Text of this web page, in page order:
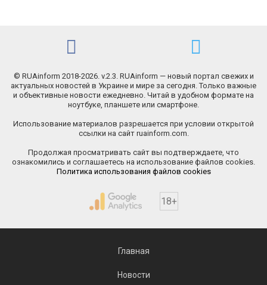
© RUAinform 2018-2026. v.2.3. RUAinform — новый портал свежих и
актуальных новостей в Украине и мире за сегодня. Только важные
и объективные новости ежедневно. Читай в удобном формате на
ноутбуке, планшете или смартфоне.
Использование материалов разрешается при условии открытой
ссылки на сайт ruainform.com.
Продолжая просматривать сайт вы подтверждаете, что
ознакомились и соглашаетесь на использование файлов cookies.
Политика использования файлов cookies
18+
Главная
Новости